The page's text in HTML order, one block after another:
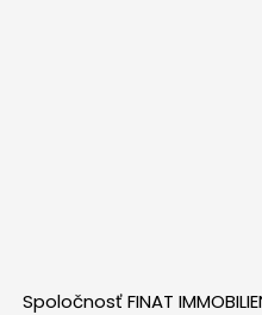
Spoločnosť FINAT